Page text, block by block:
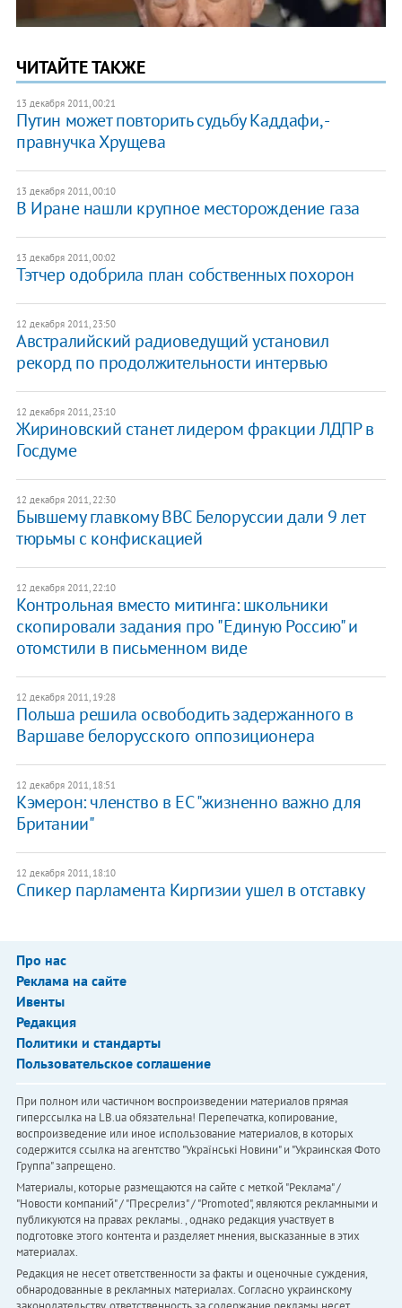
ЧИТАЙТЕ ТАКЖЕ
13 декабря 2011, 00:21
​Путин может повторить судьбу Каддафи, -
правнучка Хрущева
13 декабря 2011, 00:10
В Иране нашли крупное месторождение газа
13 декабря 2011, 00:02
Тэтчер одобрила план собственных похорон
12 декабря 2011, 23:50
Австралийский радиоведущий установил
рекорд по продолжительности интервью
12 декабря 2011, 23:10
Жириновский станет лидером фракции ЛДПР в
Госдуме
12 декабря 2011, 22:30
Бывшему главкому ВВС Белоруссии дали 9 лет
тюрьмы с конфискацией
12 декабря 2011, 22:10
Контрольная вместо митинга: школьники
скопировали задания про "Единую Россию" и
отомстили в письменном виде
12 декабря 2011, 19:28
Польша решила освободить задержанного в
Варшаве белорусского оппозиционера
12 декабря 2011, 18:51
Кэмерон: членство в ЕС "жизненно важно для
Британии"
12 декабря 2011, 18:10
Спикер парламента Киргизии ушел в отставку
Про нас
Реклама на сайте
Ивенты
Редакция
Политики и стандарты
Пользовательское соглашение
При полном или частичном воспроизведении материалов прямая
гиперссылка на LB.ua обязательна! Перепечатка, копирование,
воспроизведение или иное использование материалов, в которых
содержится ссылка на агентство "Українськi Новини" и "Украинская Фото
Группа" запрещено.
Материалы, которые размещаются на сайте с меткой "Реклама" /
"Новости компаний" / "Пресрелиз" / "Promoted", являются рекламными и
публикуются на правах рекламы. , однако редакция участвует в
подготовке этого контента и разделяет мнения, высказанные в этих
материалах.
Редакция не несет ответственности за факты и оценочные суждения,
обнародованные в рекламных материалах. Согласно украинскому